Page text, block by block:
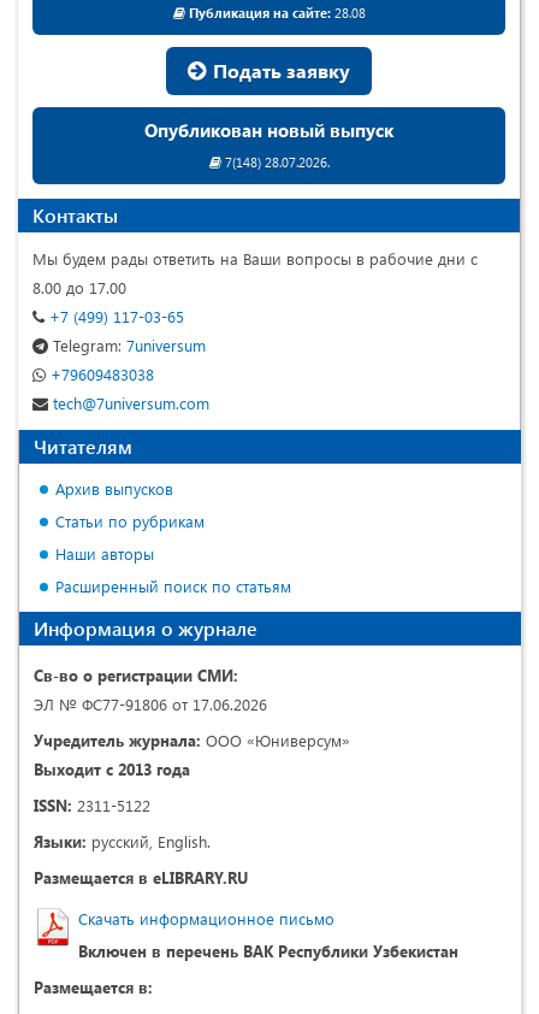
Публикация на сайте:28.08
Подать заявку
Опубликован новый выпуск
7(148) 28.07.2026.
Контакты
Мы будем рады ответить на Ваши вопросы в рабочие дни с
8.00 до 17.00
+7 (499) 117-03-65
Telegram: 7universum
+79609483038
tech@7universum.com
Читателям
Архив выпусков
Статьи по рубрикам
Наши авторы
Расширенный поиск по статьям
Информация о журнале
Св-во о регистрации СМИ:
ЭЛ № ФС77-91806 от 17.06.2026
Учредитель журнала: ООО «Юниверсум»
Выходит с 2013 года
ISSN: 2311-5122
Языки: русский, English.
Размещается в eLIBRARY.RU
Скачать информационное письмо
Включен в перечень ВАК Республики Узбекистан
Размещается в: